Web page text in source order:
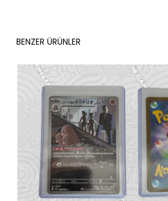
BENZER ÜRÜNLER